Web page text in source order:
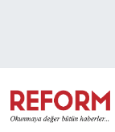
Hava